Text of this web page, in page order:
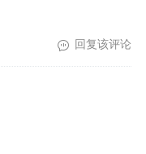
回复该评论